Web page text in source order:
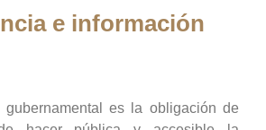
e información
gubernamental es la obligación de